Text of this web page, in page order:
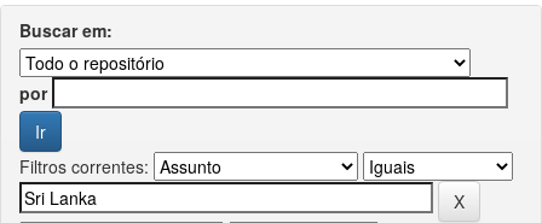
Buscar em:
por
Filtros correntes: